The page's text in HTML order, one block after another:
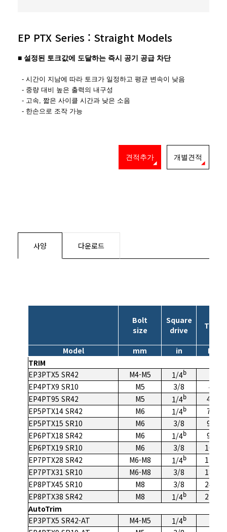
EP PTX Series : Straight Models
■ 설정된 토크값에 도달하는 즉시 공기 공급 차단
- 시간이 지남에 따라 토크가 일정하고 평균 변속이 낮음
- 중량 대비 높은 출력의 내구성
- 고속, 짧은 사이클 시간과 낮은 소음
- 한손으로 조작 가능
견적추가 개별견적
사양 다운로드
Bolt
size
Square
drive
Model mm in
Nm
TRIM
EP3PTX5 SR42
M4-M5 1/4b
EP4PTX9 SR10
M5 3/8
4-9
EP4PT95 SR42
M5 1/4b
4-95
EP5PTX14 SR42
M6 1/4b
7-14
EP5PTX15 SR10
M6 3/8
9-15
EP6PTX18 SR42
M6 1/4b
9-18
EP6PTX19 SR10
M6 3/8
10-19
EP7PTX28 SR42
M6-M8 1/4b
17-28
EP7PTX31 SR10
M6-M8 3/8
18-31
EP8PTX45 SR10
M8 3/8
24-45
EP8PTX38 SR42
M8 1/4b
22-38
AutoTrim
EP3PTX5 SR42-AT
M4-M5 1/4b